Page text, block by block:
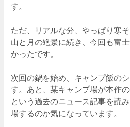
す。
ただ、リアルな分、やっぱり寒
山と月の絶景に続き、今回も富
かったです。
次回の鍋を始め、キャンプ飯の
す。あと、某キャンプ場が本作
という過去のニュース記事を読
場するのか気になっています。